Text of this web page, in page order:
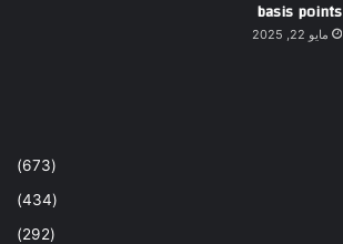
basis points
مايو 22, 2025
(673)
(434)
(292)